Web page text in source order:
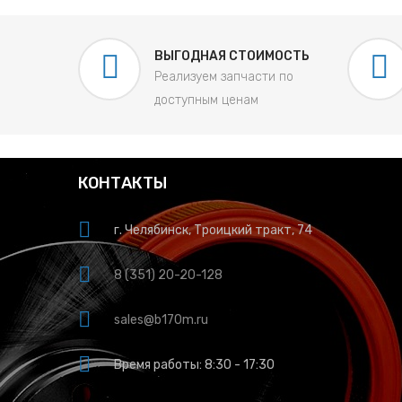
ВЫГОДНАЯ СТОИМОСТЬ
Реализуем запчасти по
доступным ценам
КОНТАКТЫ
г. Челябинск, Троицкий тракт, 74
8 (351) 20-20-128
sales@b170m.ru
Время работы: 8:30 - 17:30